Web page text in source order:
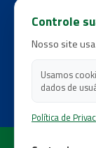
Copyright 2026 -
Controle
Nosso site
Usamos
dados de
Política de